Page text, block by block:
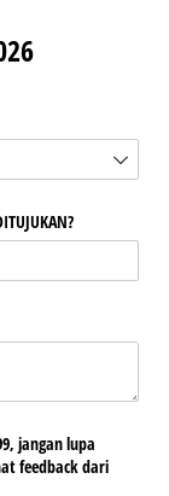
jangan lupa
feedback dari